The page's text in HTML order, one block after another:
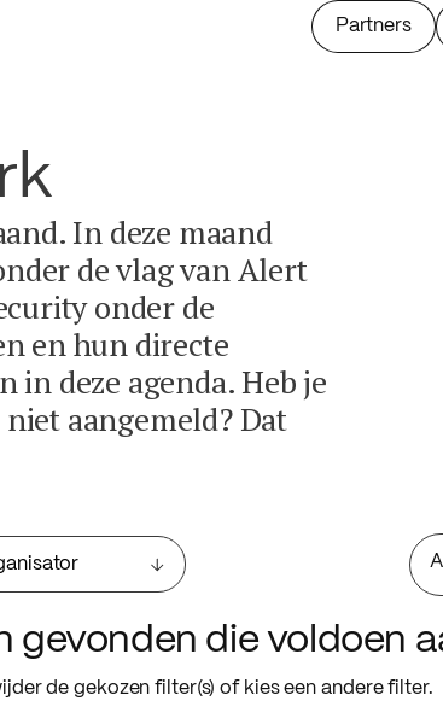
Partners
In deze maand
de vlag van Alert
onder de
en hun directe
deze agenda. Heb je
aangemeld? Dat
gevonden die voldoen
de gekozen filter(s) of kies een andere filter.